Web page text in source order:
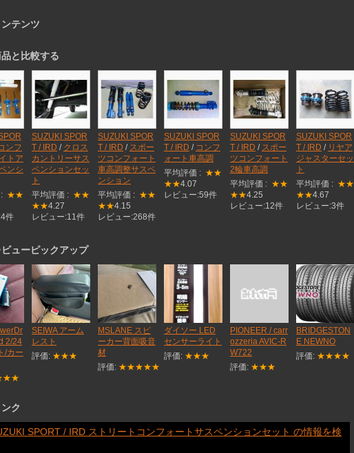
テンツ
と比較する
ンフ
トア
ンシ
★★
件
SUZUKI SPOR
T / IRD / クロス
カントリーサス
ペンションセッ
ト
平均評価 : ★★
★★4.27
レビュー:11件
SUZUKI SPOR
T / IRD / スポー
ツコンフォート
車高調整サスペ
ンション
平均評価 : ★★
★★4.15
レビュー:268件
SUZUKI SPOR
T / IRD / コンフ
ォート車高調
平均評価 : ★★
★★4.07
レビュー:59件
SUZUKI SPOR
T / IRD / スポー
ツコンフォート
2輪車高調
平均評価 : ★★
★★4.25
レビュー:12件
SUZUKI SPOR
T / IRD / リヤア
ジャスターセッ
ト
平均評価 : ★★
★★4.67
レビュー:3件
ビューピックアップ
2/24
/カー
SEIWA アーム
レスト
評価: ★★★
MSLANE スピ
ーカー背面吸音
材
評価: ★★★★★
ダイソー LED
センサーライト
評価: ★★★
PIONEER / carr
ozzeria AVIC-R
W722
評価: ★★★
BRIDGESTON
E NEWNO
評価: ★★★★
ク
SPORT / IRD ストリートコンフォートサスペンションセット の情報を検